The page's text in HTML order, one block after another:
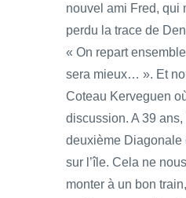
nouvel ami Fred, qui
perdu la trace de
« On repart
sera mieux… ». Et
Coteau Kerveguen
discussion. A 39
deuxième Diagonale
sur l’île. Cela ne
monter à un bon